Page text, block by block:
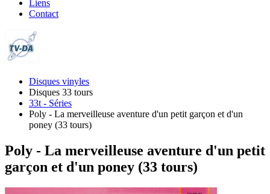
Liens
Contact
Disques vinyles
Disques 33 tours
33t - Séries
Poly - La merveilleuse aventure d'un petit garçon et d'un
poney (33 tours)
Poly - La merveilleuse aventure d'un petit
garçon et d'un poney (33 tours)